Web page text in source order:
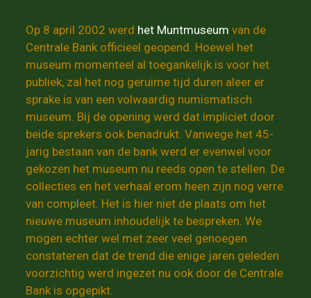
Op 8 april 2002 werd het Muntmuseum van de
Centrale Bank officieel geopend. Hoewel het
museum momenteel al toegankelijk is voor het
publiek, zal het nog geruime tijd duren aleer er
sprake is van een volwaardig numismatisch
museum. Bij de opening werd dat impliciet door
beide sprekers ook benadrukt. Vanwege het 45-
jarig bestaan van de bank werd er evenwel voor
gekozen het museum nu reeds open te stellen. De
collecties en het verhaal erom heen zijn nog verre
van compleet. Het is hier niet de plaats om het
nieuwe museum inhoudelijk te bespreken. We
mogen echter wel met zeer veel genoegen
constateren dat de trend die enige jaren geleden
voorzichtig werd ingezet nu ook door de Centrale
Bank is opgepikt.